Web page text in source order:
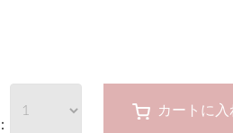
カートに入